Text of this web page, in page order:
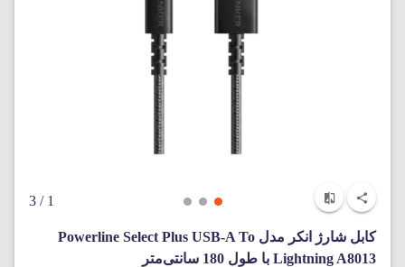
1
/ 3
کابل شارژ انکر مدل Powerline Select Plus USB-A To
Lightning A8013 با طول 180 سانتی‌متر